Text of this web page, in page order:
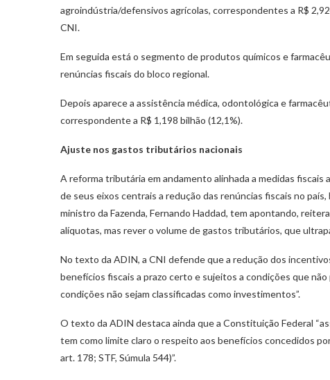
agroindústria/defensivos agrícolas, correspondentes a R$
CNI.
Em seguida está o segmento de produtos químicos e
renúncias fiscais do bloco regional.
Depois aparece a assistência médica, odontológica e
correspondente a R$ 1,198 bilhão (12,1%).
Ajuste nos gastos tributários nacionais
A reforma tributária em andamento alinhada a medidas
de seus eixos centrais a redução das renúncias fiscais no
ministro da Fazenda, Fernando Haddad, tem apontando,
alíquotas, mas rever o volume de gastos tributários, que
No texto da ADIN, a CNI defende que a redução dos
benefícios fiscais a prazo certo e sujeitos a condições que
condições não sejam classificadas como investimentos”.
O texto da ADIN destaca ainda que a Constituição Federal
tem como limite claro o respeito aos benefícios concedidos
art. 178; STF, Súmula 544)”.